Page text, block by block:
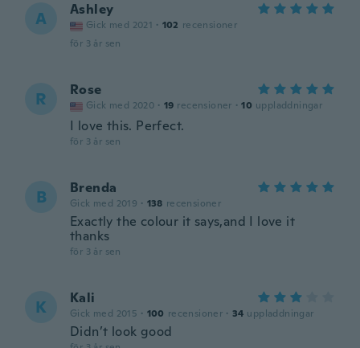
A Ashley
Gick med 2021 · 102 recensioner
för 3 år sen
R Rose
Gick med 2020 · 19 recensioner · 10 uppladdningar
I love this. Perfect.
för 3 år sen
B Brenda
Gick med 2019 · 138 recensioner
Exactly the colour it says,and I love it
thanks
för 3 år sen
K Kali
Gick med 2015 · 100 recensioner · 34 uppladdningar
Didn’t look good